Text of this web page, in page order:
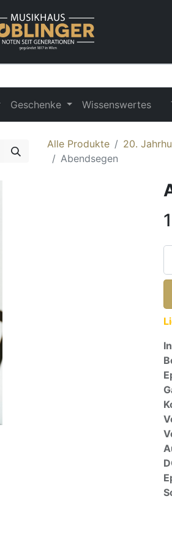
Geschenke Wissenswertes
Alle Produkte
20.
Abendsegen